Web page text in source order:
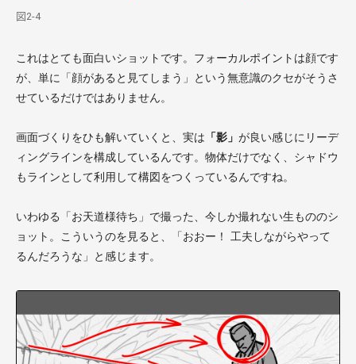
図2-4
これはとても面白いショットです。フォーカルポイントは顔です
が、単に「顔があると見てしまう」という無意識のクセがそうさ
せているだけではありません。
画面づくりをひも解いていくと、実は 「影」 が良い感じにリーデ
ィングラインを構成しているんです。物体だけでなく、シャドウ
もラインとして利用して構図をつくっているんですね。
いわゆる「お天道様待ち」で撮った、今しか撮れない生もののシ
ョット。こういうのを見ると、「おおー！ 工夫しながらやって
るんだろうな」と感じます。